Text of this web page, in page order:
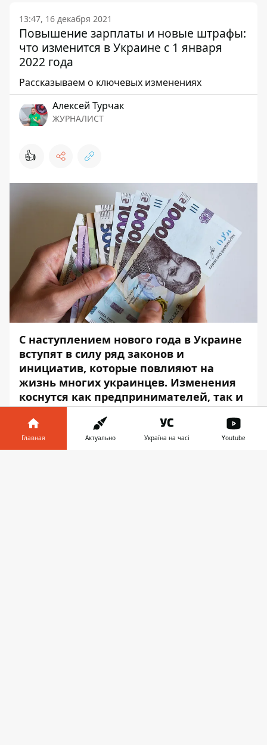
13:47, 16 декабря 2021
Повышение зарплаты и новые штрафы:
что изменится в Украине с 1 января
2022 года
Рассказываем о ключевых изменениях
Алексей Турчак
ЖУРНАЛИСТ
👍
С наступлением нового года в Украине
вступят в силу ряд законов и
инициатив, которые повлияют на
жизнь многих украинцев. Изменения
коснутся как предпринимателей, так и
обычных граждан.
Что же изменится для жителей Украины с
1 января 2022 года – читайте в материале
Главная Актуально Україна на часі Youtube